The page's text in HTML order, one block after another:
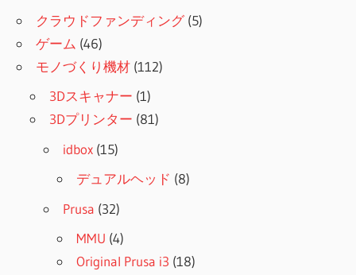
クラウドファンディング(5)
ゲーム (46)
モノづくり機材 (112)
3Dスキャナー (1)
3Dプリンター (81)
idbox (15)
デュアルヘッド (8)
Prusa (32)
MMU (4)
Original Prusa i3 (18)